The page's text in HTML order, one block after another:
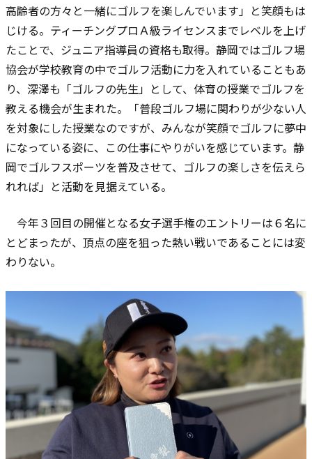
高齢者の方々と一緒にゴルフを楽しんでいます」と笑顔もは
じける。ティーチングプロＡ級ライセンスまでレベルを上げ
たことで、ジュニア指導員の資格も取得。静岡ではゴルフ場
協会が学校教育の中でゴルフ活動に力を入れていることもあ
り、深澤も「ゴルフの先生」として、体育の授業でゴルフを
教える機会が生まれた。「普段ゴルフ場に関わりが少ない人
を対象にした授業なのですが、みんなが笑顔でゴルフに夢中
になっている姿に、この仕事にやりがいを感じています。静
岡でゴルフスポーツを普及させて、ゴルフの楽しさを伝えら
れれば」と活動を見据えている。
今年３回目の開催となる女子選手権のエントリーは６名に
とどまったが、頂点の座を狙った熱い戦いであることには変
わりない。